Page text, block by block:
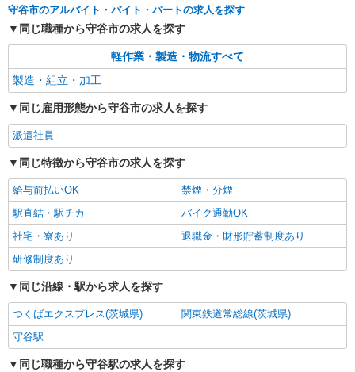
食品フィルムの印刷・ラミネート加工/日払い
OK
時給1,250円 交通費：既定支給
茨城県守谷市
キープ
派遣社員
戦力エージェント株式会社
袋のセット、袋のセット作業等
◆時給 1,500円 ☆交通費支給！ ☆家族手
当・住宅手当も充実♪ ☆日払い、週払いOK！ ※す
べて当社規定あり
茨城県守谷市緑
株式会社リオン
月給245,000円〜280,000円（経験・能力によ
る）
守谷市のアルバイト・バイト・パートの求人を探す
同じ職種から守谷市の求人を探す
軽作業・製造・物流すべて
製造・組立・加工
同じ雇用形態から守谷市の求人を探す
派遣社員
同じ特徴から守谷市の求人を探す
給与前払いOK
禁煙・分煙
駅直結・駅チカ
バイク通勤OK
社宅・寮あり
退職金・財形貯蓄制度あり
研修制度あり
同じ沿線・駅から求人を探す
つくばエクスプレス(茨城県)
関東鉄道常総線(茨城県)
守谷駅
同じ職種から守谷駅の求人を探す